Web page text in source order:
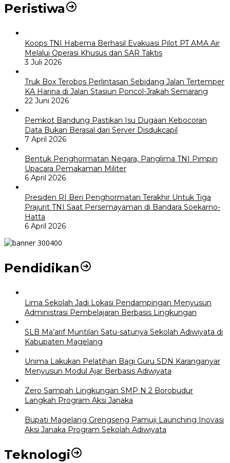
Peristiwa
Koops TNI Habema Berhasil Evakuasi Pilot PT AMA Air
Melalui Operasi Khusus dan SAR Taktis
3 Juli 2026
Truk Box Terobos Perlintasan Sebidang Jalan Tertemper
KA Harina di Jalan Stasiun Poncol-Jrakah Semarang
22 Juni 2026
Pemkot Bandung Pastikan Isu Dugaan Kebocoran
Data Bukan Berasal dari Server Disdukcapil
7 April 2026
Bentuk Penghormatan Negara, Panglima TNI Pimpin
Upacara Pemakaman Militer
6 April 2026
Presiden RI Beri Penghormatan Terakhir Untuk Tiga
Prajurit TNI Saat Persemayaman di Bandara Soekarno-
Hatta
6 April 2026
Pendidikan
Lima Sekolah Jadi Lokasi Pendampingan Menyusun
Administrasi Pembelajaran Berbasis Lingkungan
SLB Ma’arif Muntilan Satu-satunya Sekolah Adiwiyata di
Kabupaten Magelang
Unima Lakukan Pelatihan Bagi Guru SDN Karanganyar
Menyusun Modul Ajar Berbasis Adiwiyata
Zero Sampah Lingkungan SMP N 2 Borobudur
Langkah Program Aksi Janaka
Bupati Magelang Grengseng Pamuji Launching Inovasi
Aksi Janaka Program Sekolah Adiwiyata
Teknologi